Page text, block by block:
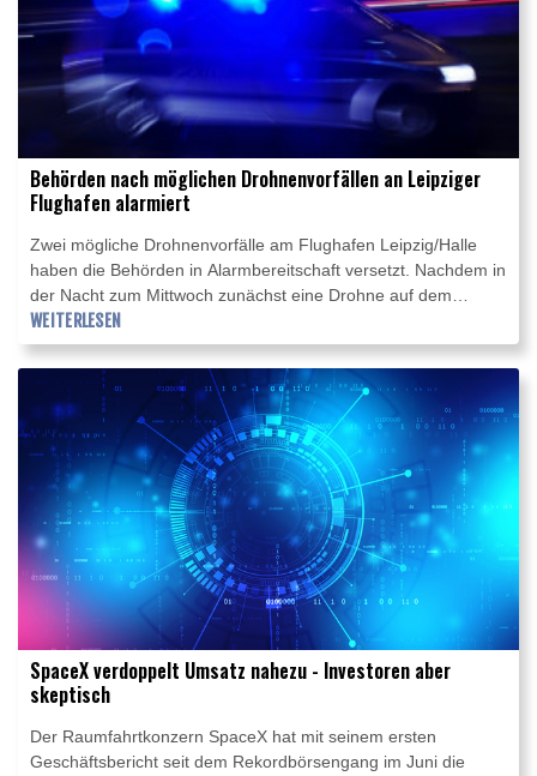
Behörden nach möglichen Drohnenvorfällen an Leipziger
Flughafen alarmiert
Zwei mögliche Drohnenvorfälle am Flughafen Leipzig/Halle
haben die Behörden in Alarmbereitschaft versetzt. Nachdem in
der Nacht zum Mittwoch zunächst eine Drohne auf dem
Flughafen selbst gefunden wurde, gab es danach offenbar
einen Zusammenstoß einer Frachtmaschine mit einem
unbekannten Flugobjekt in der Luft nahe dem Airport.
WEITERLESEN
SpaceX verdoppelt Umsatz nahezu - Investoren aber
skeptisch
Der Raumfahrtkonzern SpaceX hat mit seinem ersten
Geschäftsbericht seit dem Rekordbörsengang im Juni die